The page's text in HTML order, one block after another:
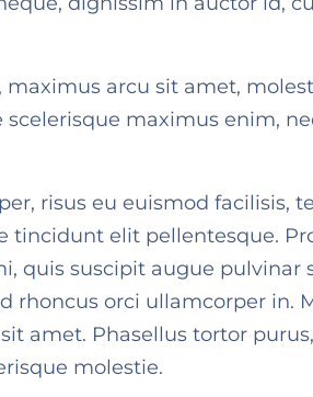
arcu sit amet,
maximus enim,
risus eu euismod facilisis,
elit pellentesque.
quis suscipit augue
orci ullamcorper in.
amet. Phasellus tortor
molestie.